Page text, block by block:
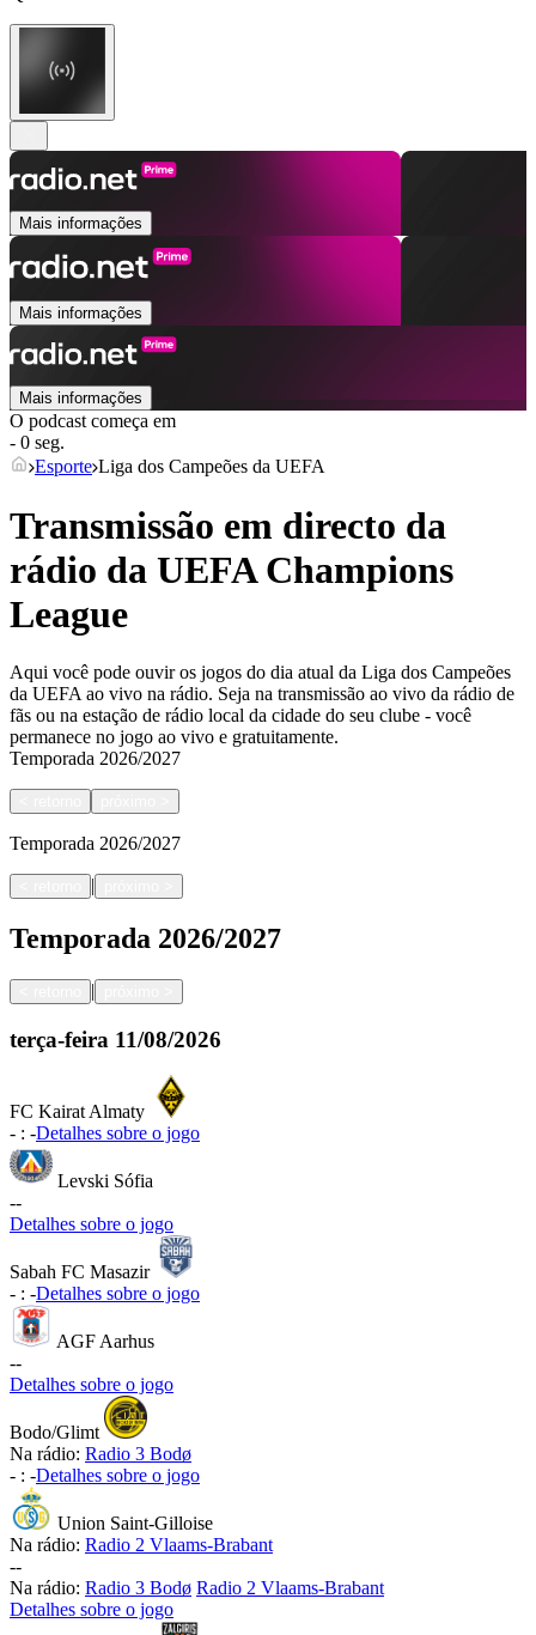
Mais informações
Mais informações
Mais informações
O podcast começa em
- 0 seg.
Esporte Liga dos Campeões da UEFA
Transmissão em directo da
rádio da UEFA Champions
League
Aqui você pode ouvir os jogos do dia atual da Liga dos Campeões
da UEFA ao vivo na rádio. Seja na transmissão ao vivo da rádio de
fãs ou na estação de rádio local da cidade do seu clube - você
permanece no jogo ao vivo e gratuitamente.
Temporada 2026/2027
Temporada 2026/2027
|
Temporada 2026/2027
|
terça-feira 11/08/2026
FC Kairat Almaty
- : -Detalhes sobre o jogo
Levski Sófia
--
Detalhes sobre o jogo
Sabah FC Masazir
- : -Detalhes sobre o jogo
AGF Aarhus
--
Detalhes sobre o jogo
Bodo/Glimt
Na rádio: Radio 3 Bodø
- : -Detalhes sobre o jogo
Union Saint-Gilloise
Na rádio: Radio 2 Vlaams-Brabant
--
Na rádio: Radio 3 Bodø Radio 2 Vlaams-Brabant
Detalhes sobre o jogo